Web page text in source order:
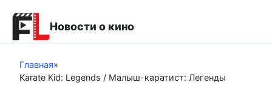
контенту
Новости о кино
Главная»
Karate Kid: Legends / Малыш-каратист: Легенды